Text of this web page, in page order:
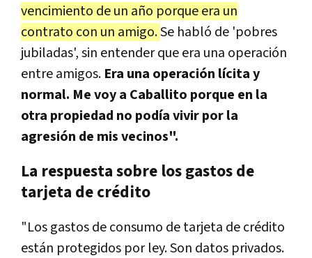
vencimiento de un año porque era un
contrato con un amigo.Se habló de 'pobres
jubiladas', sin entender que era una operación
entre amigos. Era una operación lícita y
normal. Me voy a Caballito porque en la
otra propiedad no podía vivir por la
agresión de mis vecinos".
La respuesta sobre los gastos de
tarjeta de crédito
"Los gastos de consumo de tarjeta de crédito
están protegidos por ley. Son datos privados.